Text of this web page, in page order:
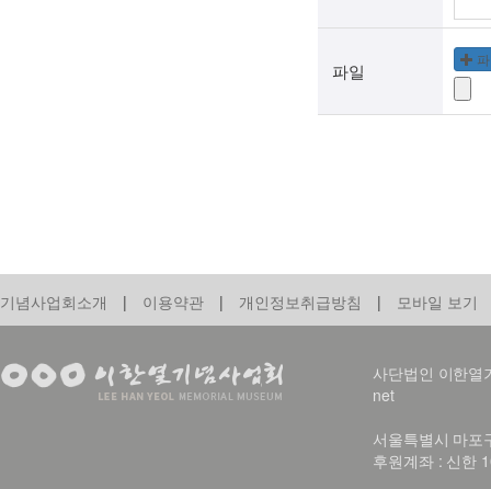
파일
기념사업회소개 | 이용약관 | 개인정보취급방침 | 모바일 보기
사단법인 이한
net
서울특별시 마
후원계좌 : 신한